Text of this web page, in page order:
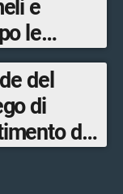
e
le
delle
del
di
da